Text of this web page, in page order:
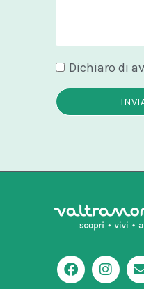
Dichiaro di
F
a
I
n